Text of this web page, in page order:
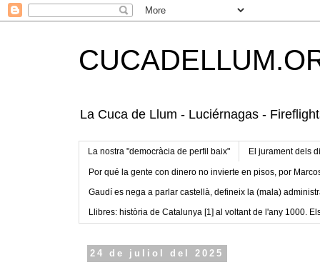
La Cuca de Llum - Luciérnagas -
La nostra "democràcia de perfil baix" El jurament dels
Por qué la gente con dinero no invierte en pisos, por
Gaudí es nega a parlar castellà, defineix la (mala)
Llibres: història de Catalunya [1] al voltant de l'any 1000.
24 de juliol del 2025